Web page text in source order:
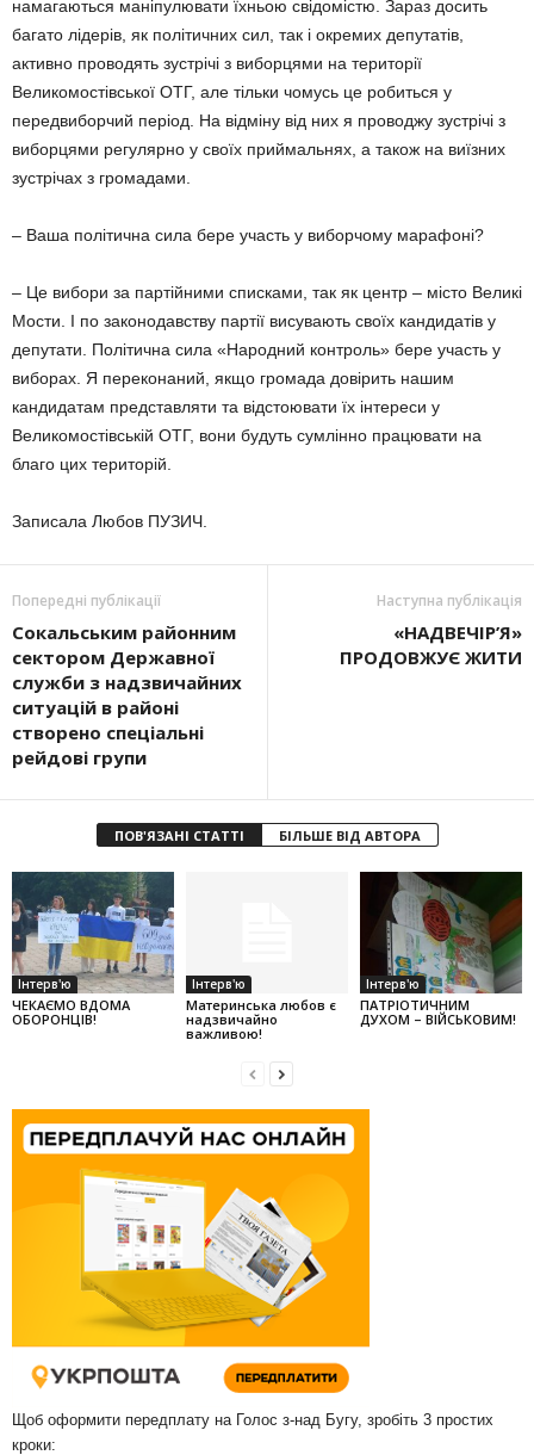
намагаються маніпулювати їхньою свідомістю. Зараз досить
багато лідерів, як політичних сил, так і окремих депутатів,
активно проводять зустрічі з виборцями на території
Великомостівської ОТГ, але тільки чомусь це робиться у
передвиборчий період. На відміну від них я проводжу зустрічі з
виборцями регулярно у своїх приймальнях, а також на виїзних
зустрічах з громадами.
– Ваша політична сила бере участь у виборчому марафоні?
– Це вибори за партійними списками, так як центр – місто Великі
Мости. І по законодавству партії висувають своїх кандидатів у
депутати. Політична сила «Народний контроль» бере участь у
виборах. Я переконаний, якщо громада довірить нашим
кандидатам представляти та відстоювати їх інтереси у
Великомостівській ОТГ, вони будуть сумлінно працювати на
благо цих територій.
Записала Любов ПУЗИЧ.
Попередні публікації
Сокальським районним
сектором Державної
служби з надзвичайних
ситуацій в районі
створено спеціальні
рейдові групи
Наступна публікація
«НАДВЕЧІР’Я»
ПРОДОВЖУЄ ЖИТИ
ПОВ'ЯЗАНІ СТАТТІ БІЛЬШЕ ВІД АВТОРА
Інтерв'ю
ЧЕКАЄМО ВДОМА
ОБОРОНЦІВ!
Інтерв'ю
Материнська любов є
надзвичайно
важливою!
Інтерв'ю
ПАТРІОТИЧНИМ
ДУХОМ – ВІЙСЬКОВИМ!
Щоб оформити передплату на Голос з-над Бугу, зробіть 3 простих
кроки: